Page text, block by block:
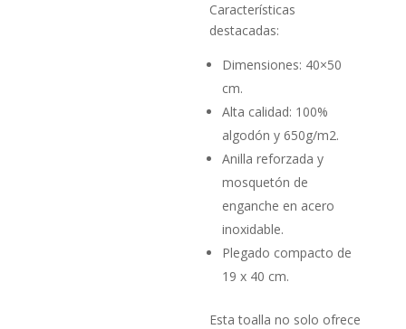
Características
destacadas:
Dimensiones: 40×50
cm.
Alta calidad: 100%
algodón y 650g/m2.
Anilla reforzada y
mosquetón de
enganche en acero
inoxidable.
Plegado compacto de
19 x 40 cm.
Esta toalla no solo ofrece